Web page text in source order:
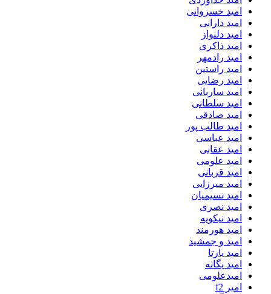
امید خسروانی
امید دارابی
امید دلنواز
امید ذاکری
امید رادمهر
امید راستین
امید رضایی
امید ساربانی
امید سلطانی
امید صادقی
امید طالب پور
امید عباسی
امید عقابی
امید علومی
امید قربانی
امید میرزایی
امید نسیمیان
امید نصری
امید نیکویه
امید هورمند
امید و جمشید
امید یارتا
امید یگانه
امیدعلومی
امیر f2